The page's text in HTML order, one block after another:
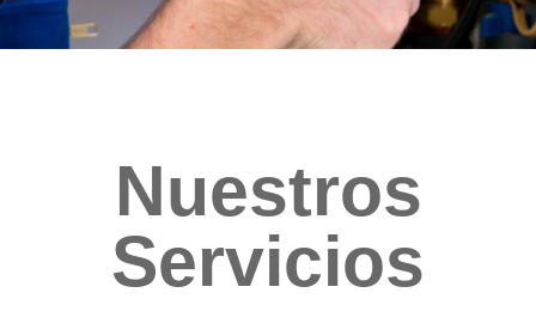
Nuestros
Servicios